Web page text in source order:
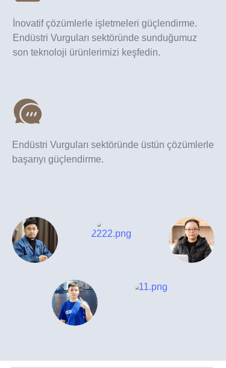
İnovatif çözümlerle işletmeleri güçlendirme.
Endüstri Vurguları sektöründe sunduğumuz
son teknoloji ürünlerimizi keşfedin.
Endüstri Vurguları sektöründe üstün çözümlerle
başarıyı güçlendirme.